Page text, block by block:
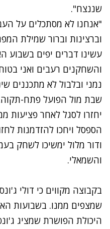
שננצח".
"אנחנו לא מסתכלים על
וברצינות וברור שמילת
עשינו דברים יפים בשבוע
והשחקנים רעבים ואני
נמני ובלבול לא מתכננים
שבת מול הפועל פתח-תקוה.
יחזרו לסגל לאחר פציעות
הספסל ויחכו להזדמנות
ודור מלול ימשיכו לשחק
והשמאלי.
בקבוצה מקווים כי דולי
שמצפים ממנו. בשבועות
היכולת הפושרת שמציג